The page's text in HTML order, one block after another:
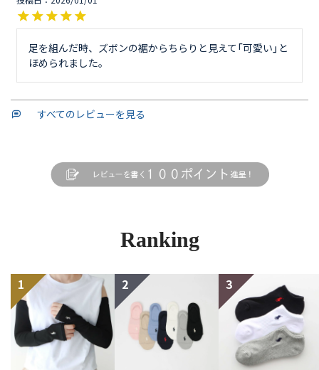
足を組んだ時、ズボンの裾からちらりと見えて「可愛い」と
ほめられました。
すべてのレビューを見る
Ranking